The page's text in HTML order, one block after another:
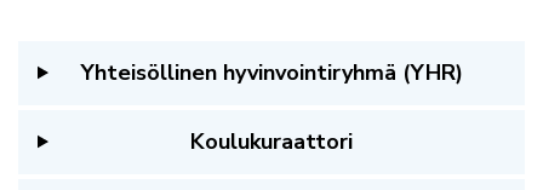
Yhteisöllinen hyvinvointiryhmä (YHR)
Koulukuraattori